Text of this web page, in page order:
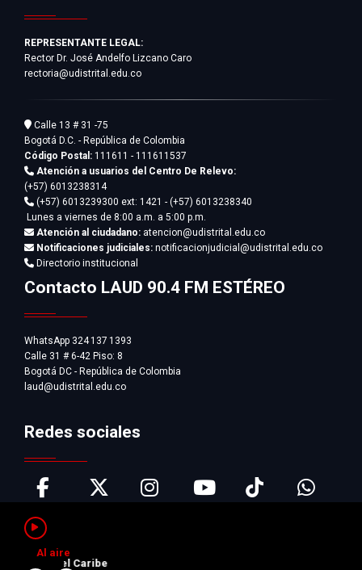
Al aire
y del Caribe
REPRESENTANTE LEGAL:
Rector Dr. José Andelfo Lizcano Caro
rectoria@udistrital.edu.co
Calle 13 # 31 -75
Bogotá D.C. - República de Colombia
Código Postal: 111611 - 111611537
Atención a usuarios del Centro De Relevo:
(+57) 6013238314
(+57) 6013239300 ext: 1421 - (+57) 6013238340
Lunes a viernes de 8:00 a.m. a 5:00 p.m.
Atención al ciudadano: atencion@udistrital.edu.co
Notificaciones judiciales: notificacionjudicial@udistrital.edu.co
Directorio institucional
Contacto LAUD 90.4 FM ESTÉREO
WhatsApp 324 137 1393
Calle 31 # 6-42 Piso: 8
Bogotá DC - República de Colombia
laud@udistrital.edu.co
Redes sociales
Pausar